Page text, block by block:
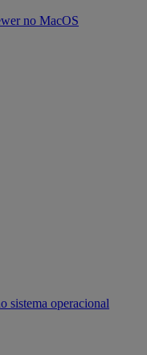
no MacOS
sistema operacional